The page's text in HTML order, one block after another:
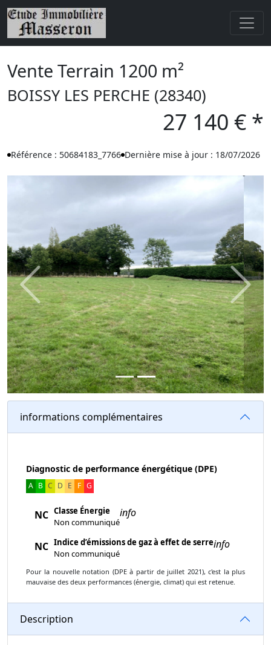
Vente Terrain 1200 m²
BOISSY LES PERCHE (28340)
27 140 € *
Référence : 50684183_7766 Dernière mise à jour : 18/07/2026
Previous Next
informations complémentaires
Diagnostic de performance énergétique (DPE)
A B C D E F G
NC Classe Énergie
Non communiqué
info
NC Indice d’émissions de gaz à effet de serre
Non communiqué
info
Pour la nouvelle notation (DPE à partir de juillet 2021), c'est la plus
mauvaise des deux performances (énergie, climat) qui est retenue.
Description